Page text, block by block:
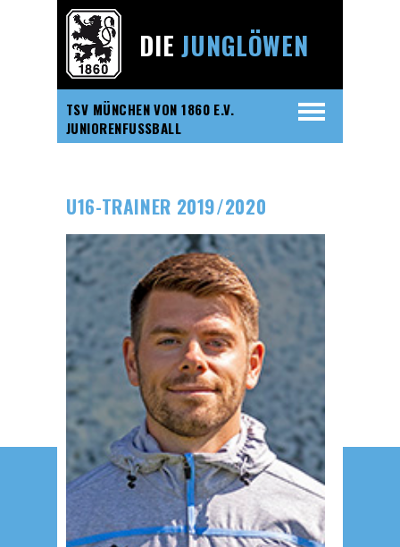
TSV MÜNCHEN VON 1860 E.V.
JUNIORENFUSSBALL
DIEJUNGLÖWEN
U16-TRAINER 2019/2020